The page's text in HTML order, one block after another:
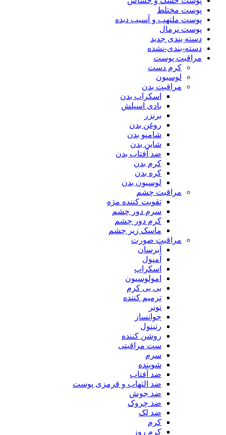
پوست مختلط
پوست ملتهب و آسیب دیده
پوست نرمال
دسته بندی جدید
دسته-بندی-نشده
مراقبت پوست
کرم دست
لوسیون
مراقبت بدن
اسکراپ بدن
بادی اسپلش
برنزر
روغن بدن
شامپو بدن
شاین بدن
ضد آفتاب بدن
کرم بدن
کره بدن
لوسیون بدن
مراقبت چشم
تقویت کننده مژه
سرم دور چشم
کرم دور چشم
ماسک زیر چشم
مراقبت صورت
آبرسان
آمپول
اسکراپ
امولوسیون
بی بی کرم
ترمیم کننده
تونر
جوانساز
رتینول
روشن کننده
ست مراقبتی
سرم
شوینده
ضد آفتاب
ضد التهاب و قرمزی پوست
‌ضد جوش
ضد چروک
ضد لک
کرم
کرم روز